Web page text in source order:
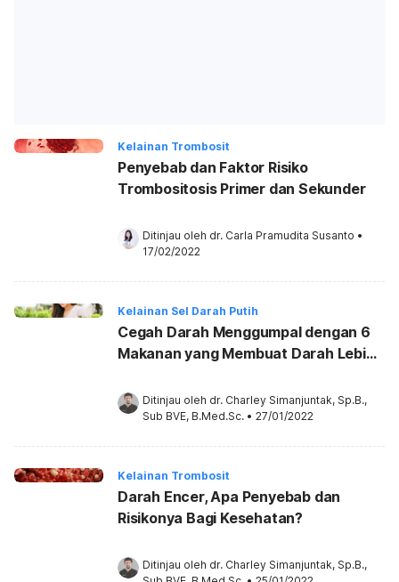
Kelainan Trombosit
Penyebab dan Faktor Risiko
Trombositosis Primer dan Sekunder
Ditinjau oleh dr. Carla Pramudita Susanto •
17/02/2022
Kelainan Sel Darah Putih
Cegah Darah Menggumpal dengan 6
Makanan yang Membuat Darah Lebih
Ditinjau oleh dr. Charley Simanjuntak, Sp.B.,
Sub BVE, B.Med.Sc. • 27/01/2022
Kelainan Trombosit
Darah Encer, Apa Penyebab dan
Risikonya Bagi Kesehatan?
Ditinjau oleh dr. Charley Simanjuntak, Sp.B.,